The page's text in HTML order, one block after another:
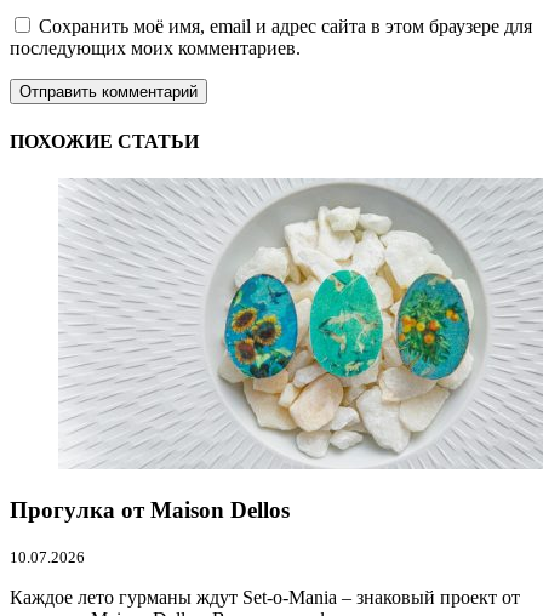
Сохранить моё имя, email и адрес сайта в этом браузере для
последующих моих комментариев.
ПОХОЖИЕ СТАТЬИ
Прогулка от Maison Dellos
10.07.2026
Каждое лето гурманы ждут Set-o-Mania – знаковый проект от